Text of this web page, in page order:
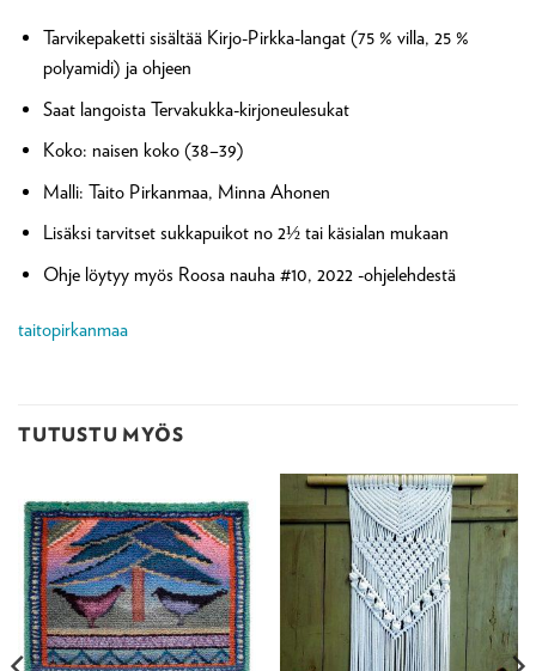
Tarvikepaketti sisältää Kirjo-Pirkka-langat (75 % villa, 25 %
polyamidi) ja ohjeen
Saat langoista Tervakukka-kirjoneulesukat
Koko: naisen koko (38–39)
Malli: Taito Pirkanmaa, Minna Ahonen
Lisäksi tarvitset sukkapuikot no 2½ tai käsialan mukaan
Ohje löytyy myös Roosa nauha #10, 2022 -ohjelehdestä
taitopirkanmaa
TUTUSTU MYÖS